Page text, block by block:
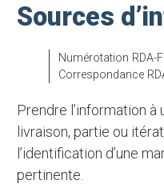
Sources
Numérotation RDA-
Correspondance
Prendre l’information à utiliser dans une note sur une
livraison, partie ou
l’identification d’une
pertinente.